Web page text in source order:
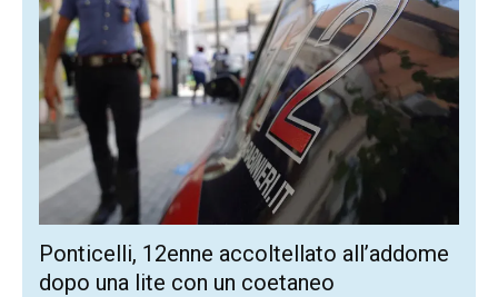
Ponticelli, 12enne accoltellato all’addome
dopo una lite con un coetaneo